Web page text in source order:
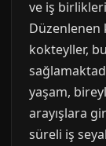
ve iş
Düzenlenen
kokteyller,
yaşam,
arayışlara
süreli iş